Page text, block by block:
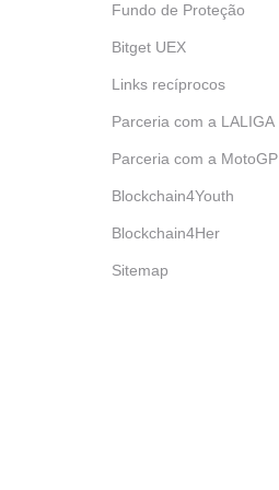
Fundo de Proteção
Bitget UEX
Links recíprocos
Parceria com a LALIGA
Parceria com a MotoGP
Blockchain4Youth
Blockchain4Her
Sitemap